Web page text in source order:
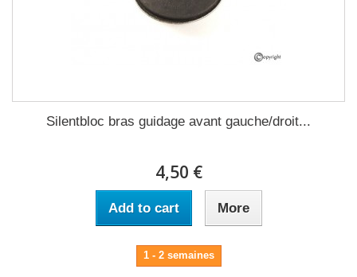
Silentbloc bras guidage avant gauche/droit...
4,50 €
Add to cart More
1 - 2 semaines